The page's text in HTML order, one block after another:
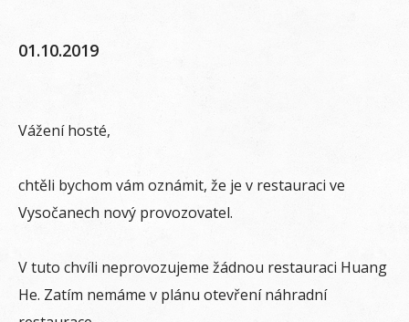
01.10.2019
Vážení hosté,
chtěli bychom vám oznámit, že je v restauraci ve
Vysočanech nový provozovatel.
V tuto chvíli neprovozujeme žádnou restauraci Huang
He. Zatím nemáme v plánu otevření náhradní